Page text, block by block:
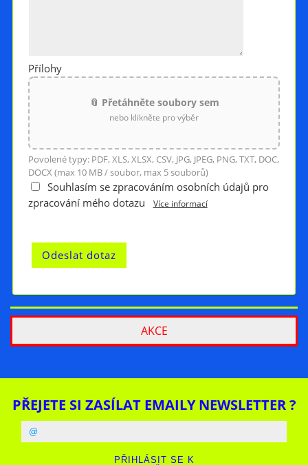
Přílohy
📎 Přetáhněte soubory sem
nebo klikněte pro výběr
Povolené typy: PDF, XLS, XLSX, CSV, JPG, JPEG, PNG, TXT, DOC,
DOCX (max 10 MB / soubor, max 5 souborů)
Souhlasím se zpracováním osobních údajů pro
zpracování mého dotazu
Více informací
AKCE
PŘEJETE SI ZASÍLAT EMAILY NEWSLETTER ?